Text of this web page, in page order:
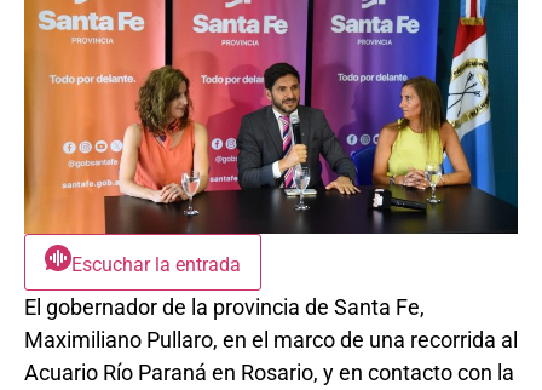
Escuchar la entrada
El gobernador de la provincia de Santa Fe,
Maximiliano Pullaro, en el marco de una recorrida al
Acuario Río Paraná en Rosario, y en contacto con la